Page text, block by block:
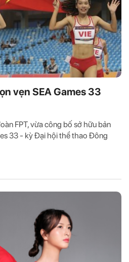
vẹn SEA Games 33
FPT, vừa công bố sở hữu bản
33 - kỳ Đại hội thể thao Đông